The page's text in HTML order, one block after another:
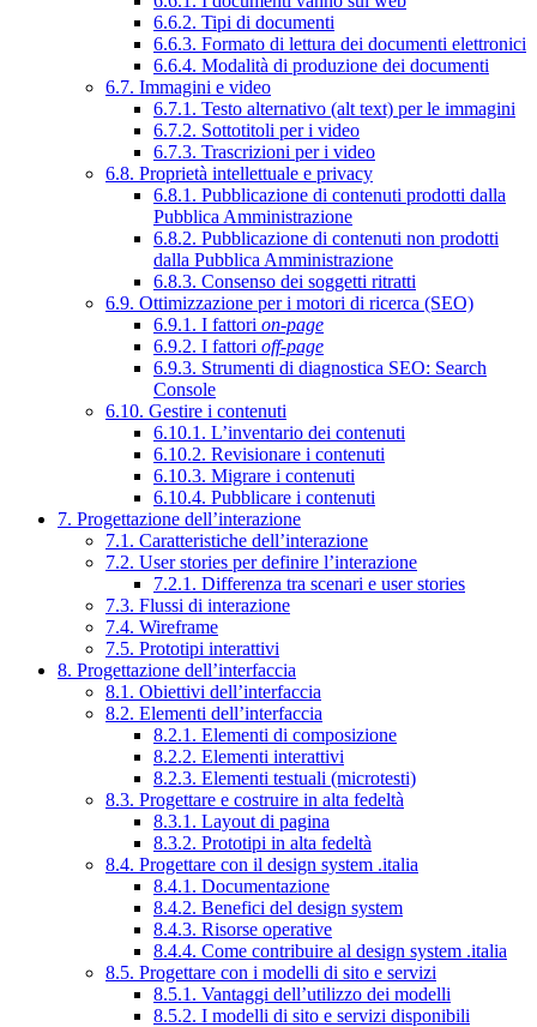
6.6.2. Tipi di documenti
6.6.3. Formato di lettura dei documenti elettronici
6.6.4. Modalità di produzione dei documenti
6.7. Immagini e video
6.7.1. Testo alternativo (alt text) per le immagini
6.7.2. Sottotitoli per i video
6.7.3. Trascrizioni per i video
6.8. Proprietà intellettuale e privacy
6.8.1. Pubblicazione di contenuti prodotti dalla
Pubblica Amministrazione
6.8.2. Pubblicazione di contenuti non prodotti
dalla Pubblica Amministrazione
6.8.3. Consenso dei soggetti ritratti
6.9. Ottimizzazione per i motori di ricerca (SEO)
6.9.1. I fattori on-page
6.9.2. I fattori off-page
6.9.3. Strumenti di diagnostica SEO: Search
Console
6.10. Gestire i contenuti
6.10.1. L’inventario dei contenuti
6.10.2. Revisionare i contenuti
6.10.3. Migrare i contenuti
6.10.4. Pubblicare i contenuti
7. Progettazione dell’interazione
7.1. Caratteristiche dell’interazione
7.2. User stories per definire l’interazione
7.2.1. Differenza tra scenari e user stories
7.3. Flussi di interazione
7.4. Wireframe
7.5. Prototipi interattivi
8. Progettazione dell’interfaccia
8.1. Obiettivi dell’interfaccia
8.2. Elementi dell’interfaccia
8.2.1. Elementi di composizione
8.2.2. Elementi interattivi
8.2.3. Elementi testuali (microtesti)
8.3. Progettare e costruire in alta fedeltà
8.3.1. Layout di pagina
8.3.2. Prototipi in alta fedeltà
8.4. Progettare con il design system .italia
8.4.1. Documentazione
8.4.2. Benefici del design system
8.4.3. Risorse operative
8.4.4. Come contribuire al design system .italia
8.5. Progettare con i modelli di sito e servizi
8.5.1. Vantaggi dell’utilizzo dei modelli
8.5.2. I modelli di sito e servizi disponibili